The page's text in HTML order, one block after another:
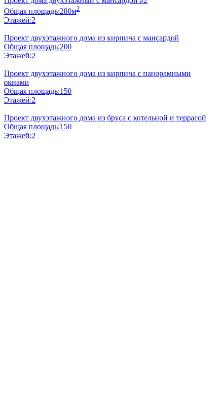
Общая площадь:280м2
Этажей:2
Проект двухэтажного дома из кирпича с мансардой
Общая площадь:200
Этажей:2
Проект двухэтажного дома из кирпича с панорамными
окнами
Общая площадь:150
Этажей:2
Проект двухэтажного дома из бруса с котельной и террасой
Общая площадь:150
Этажей:2